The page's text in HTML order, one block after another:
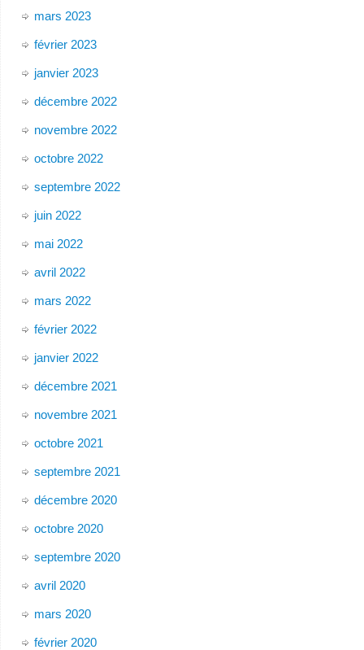
mars 2023
février 2023
janvier 2023
décembre 2022
novembre 2022
octobre 2022
septembre 2022
juin 2022
mai 2022
avril 2022
mars 2022
février 2022
janvier 2022
décembre 2021
novembre 2021
octobre 2021
septembre 2021
décembre 2020
octobre 2020
septembre 2020
avril 2020
mars 2020
février 2020